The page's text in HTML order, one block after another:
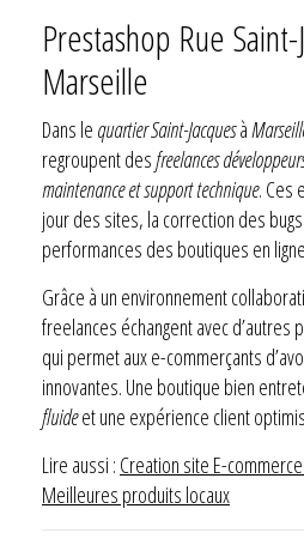
Prestashop Rue
Marseille
Dans le quartier Saint-Jacquesà
regroupent desfreelances
maintenance et support technique. Ces
jour des sites, la correction des
performances des boutiques en
Grâce à un environnement
freelances échangent avec d’autres
qui permet aux e-commerçants
innovantes. Une boutique bien
fluideet une expérience client
Lire aussi : Creation site E-
Meilleures produits locaux